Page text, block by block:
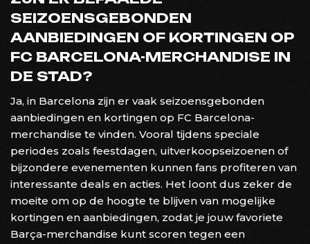
SEIZOENSGEBONDEN
AANBIEDINGEN OF KORTINGEN OP
FC BARCELONA-MERCHANDISE IN
DE STAD?
Ja, in Barcelona zijn er vaak seizoensgebonden
aanbiedingen en kortingen op FC Barcelona-
merchandise te vinden. Vooral tijdens speciale
periodes zoals feestdagen, uitverkoopseizoenen of
bijzondere evenementen kunnen fans profiteren van
interessante deals en acties. Het loont dus zeker de
moeite om op de hoogte te blijven van mogelijke
kortingen en aanbiedingen, zodat je jouw favoriete
Barça-merchandise kunt scoren tegen een